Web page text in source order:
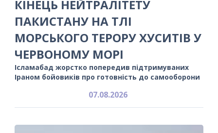
КІНЕЦЬ НЕЙТРАЛІТЕТУ
ПАКИСТАНУ НА ТЛІ
МОРСЬКОГО ТЕРОРУ ХУСИТІВ У
ЧЕРВОНОМУ МОРІ
Ісламабад жорстко попередив підтримуваних
Іраном бойовиків про готовність до самооборони
07.08.2026